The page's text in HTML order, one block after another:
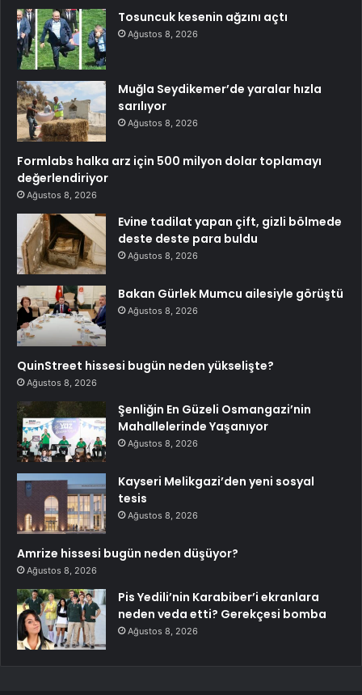
Tosuncuk kesenin ağzını açtı
Ağustos 8, 2026
Muğla Seydikemer’de yaralar hızla
sarılıyor
Ağustos 8, 2026
Formlabs halka arz için 500 milyon dolar toplamayı
değerlendiriyor
Ağustos 8, 2026
Evine tadilat yapan çift, gizli bölmede
deste deste para buldu
Ağustos 8, 2026
Bakan Gürlek Mumcu ailesiyle görüştü
Ağustos 8, 2026
QuinStreet hissesi bugün neden yükselişte?
Ağustos 8, 2026
Şenliğin En Güzeli Osmangazi’nin
Mahallelerinde Yaşanıyor
Ağustos 8, 2026
Kayseri Melikgazi’den yeni sosyal
tesis
Ağustos 8, 2026
Amrize hissesi bugün neden düşüyor?
Ağustos 8, 2026
Pis Yedili’nin Karabiber’i ekranlara
neden veda etti? Gerekçesi bomba
Ağustos 8, 2026